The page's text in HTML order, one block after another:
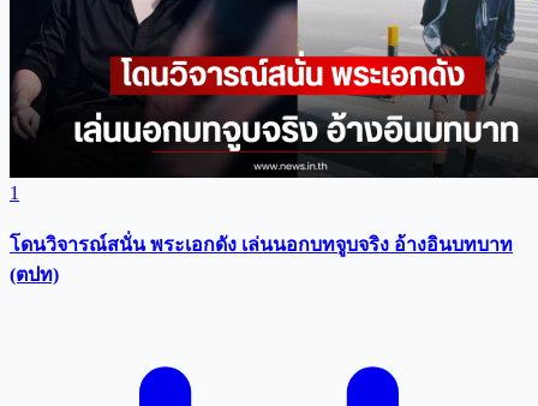
1
โดนวิจารณ์สนั่น พระเอกดัง เล่นนอกบทจูบจริง อ้างอินบทบาท
(ตปท)